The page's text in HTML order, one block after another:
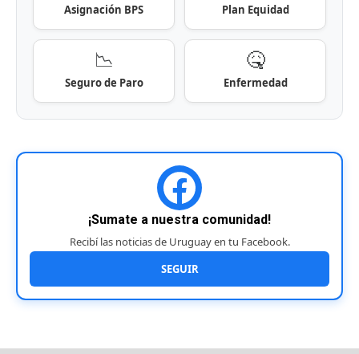
Asignación BPS Plan Equidad
📉
Seguro de Paro
🤒
Enfermedad
¡Sumate a nuestra comunidad!
Recibí las noticias de Uruguay en tu Facebook.
SEGUIR